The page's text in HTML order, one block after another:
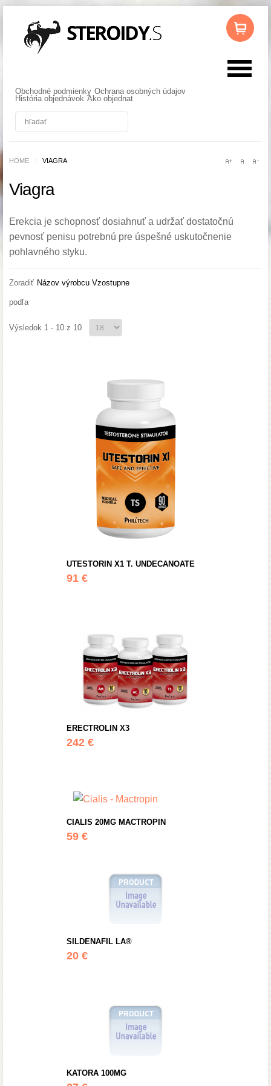
Obchodné podmienky Ochrana osobných údajov
História objednávok Ako objednat
HOME VIAGRA
Viagra
Erekcia je schopnosť dosiahnuť a udržať dostatočnú
pevnosť penisu potrebnú pre úspešné uskutočnenie
pohlavného styku.
Zoradiť
podľa
Názov výrobcu Vzostupne
Výsledok 1 - 10 z 10
UTESTORIN X1 T. UNDECANOATE
91 €
ERECTROLIN X3
242 €
CIALIS 20MG MACTROPIN
59 €
SILDENAFIL LA®
20 €
KATORA 100MG